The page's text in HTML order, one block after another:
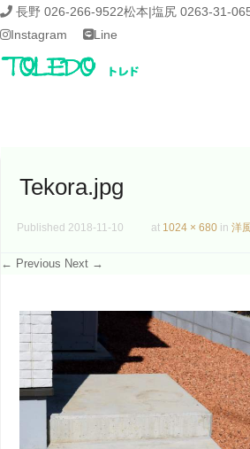
長野 026-266-9522松本|塩尻 0263-31-
Instagram
Line
Tekora.jpg
Published 2018-11-10 at 1024 × 680 in 洋
← Previous Next →